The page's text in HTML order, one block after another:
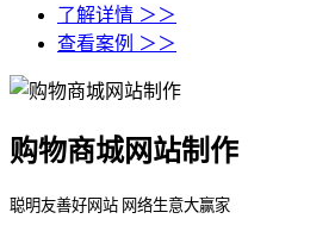
了解详情 ＞＞
查看案例 ＞＞
购物商城网站制作
聪明友善好网站 网络生意大赢家